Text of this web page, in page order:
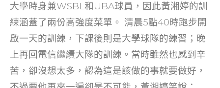
大學時身兼WSBL和UBA球員，因此黃湘婷的訓
練涵蓋了兩份高強度菜單。 清晨5點40時跑步開
啟一天的訓練，下課後則是大學球隊的練習；晚
上再回電信繼續大隊的訓練。當時雖然也感到辛
苦，卻沒想太多，認為這是該做的事就要做好，